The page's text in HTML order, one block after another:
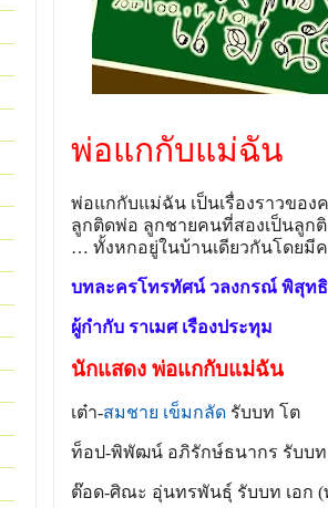
พ่อแกกับแม่ฉัน
พ่อแกกับแม่ฉัน เป็นเรื่องราวขอ
ลูกติดพ่อ ลูกชายคนที่สองเป็นลูก
… ทั้งหกอยู่ในบ้านเดียวกันโดยมี
บทละครโทรทัศน์ วลงกรณ์ พิสุท
ผู้กำกับ ราเมศ เรืองประทุม
นักแสดง พ่อแกกับแม่ฉัน
เต๋า-สมชาย เข็มกลัด รับบท โต
ท็อป-พิพัฒน์ อภิรักษ์ธนากร รับบ
ต๊อด-ศิณะ อุ่นทรพันธุ์ รับบท เอก